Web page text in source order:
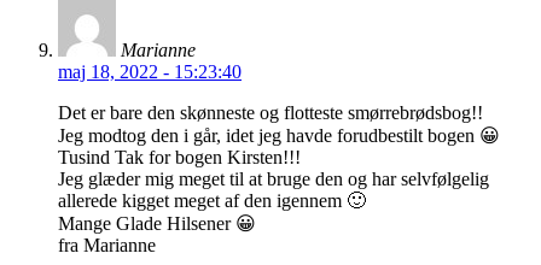
Marianne
maj 18, 2022 - 15:23:40
Det er bare den skønneste og flotteste smørrebrødsbog!!
Jeg modtog den i går, idet jeg havde forudbestilt bogen 😀
Tusind Tak for bogen Kirsten!!!
Jeg glæder mig meget til at bruge den og har selvfølgelig
allerede kigget meget af den igennem 🙂
Mange Glade Hilsener 😀
fra Marianne